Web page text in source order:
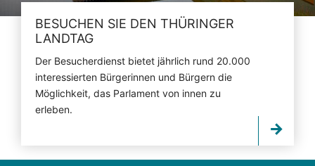
BESUCHEN SIE DEN THÜRINGER
LANDTAG
Der Besucherdienst bietet jährlich rund 20.000
interessierten Bürgerinnen und Bürgern die
Möglichkeit, das Parlament von innen zu
erleben.